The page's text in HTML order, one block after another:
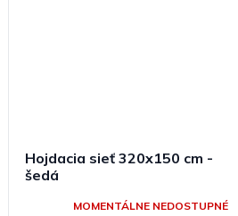
Hojdacia sieť 320x150 cm -
šedá
MOMENTÁLNE NEDOSTUPNÉ